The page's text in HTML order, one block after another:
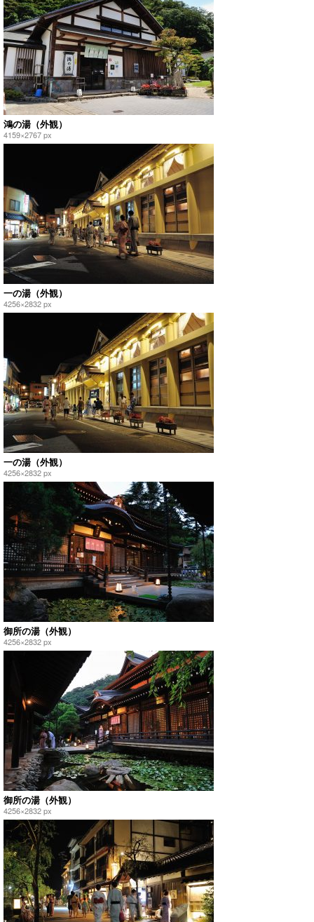
鴻の湯（外観）
4159×2767 px
一の湯（外観）
4256×2832 px
一の湯（外観）
4256×2832 px
御所の湯（外観）
4256×2832 px
御所の湯（外観）
4256×2832 px